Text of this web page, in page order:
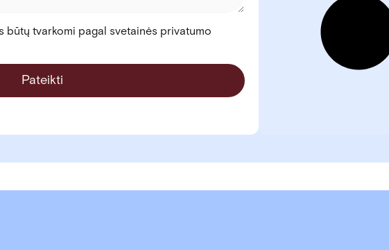
būtų tvarkomi pagal svetainės privatumo
Pateikti